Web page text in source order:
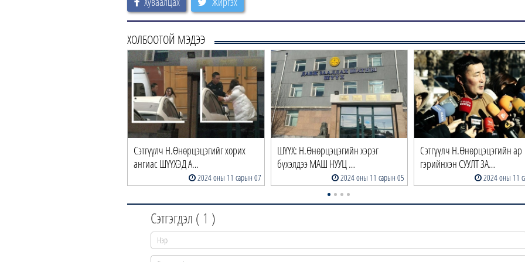
ХОЛБООТОЙ МЭДЭЭ
Сэтгүүлч Н.Өнөрцэцэгийг хорих
ангиас ШҮҮХЭД А…
2024 оны 11 сарын 07
ШҮҮХ: Н.Өнөрцэцэгийн хэрэг
бүхэлдээ МАШ НУУЦ …
2024 оны 11 сарын 05
Сэтгүүлч Н.Өнөрцэцэгийн ар
гэрийнхэн СУУЛТ ЗА…
2024 оны 11
Сэтгэгдэл ( 1 )